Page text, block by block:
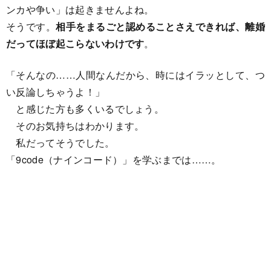
ンカや争い」は起きませんよね。
そうです。相手をまるごと認めることさえできれば、離婚
だってほぼ起こらないわけです。
「そんなの……人間なんだから、時にはイラッとして、つ
い反論しちゃうよ！」
と感じた方も多くいるでしょう。
そのお気持ちはわかります。
私だってそうでした。
「9code（ナインコード）」を学ぶまでは……。